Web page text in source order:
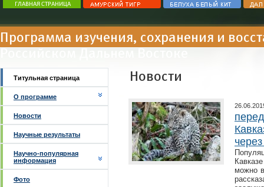
Программа изучения, сохранения и
Титульная страница
О программе
Новости
Научные результаты
Научно-популярная
информация
Фото
Новости
можно